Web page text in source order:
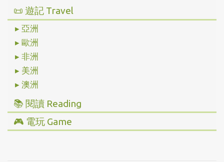
📜 遊記 Travel
▸ 亞洲
▸ 歐洲
▸ 非洲
▸ 美洲
▸ 澳洲
📚 閱讀 Reading
▸ 投資理財
🎮 電玩 Game